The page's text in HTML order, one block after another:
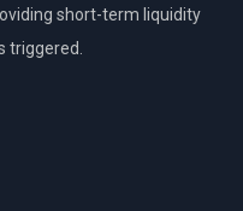
short-term liquidity
triggered.